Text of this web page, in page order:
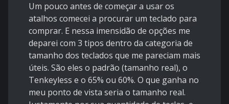
Um pouco antes de começar a usar os
atalhos comecei a procurar um teclado para
comprar. E nessa imensidão de opções me
deparei com 3 tipos dentro da categoria de
tamanho dos teclados que me pareciam mais
úteis. São eles o padrão (tamanho real), o
Tenkeyless e o 65% ou 60%. O que ganha no
meu ponto de vista seria o tamanho real.